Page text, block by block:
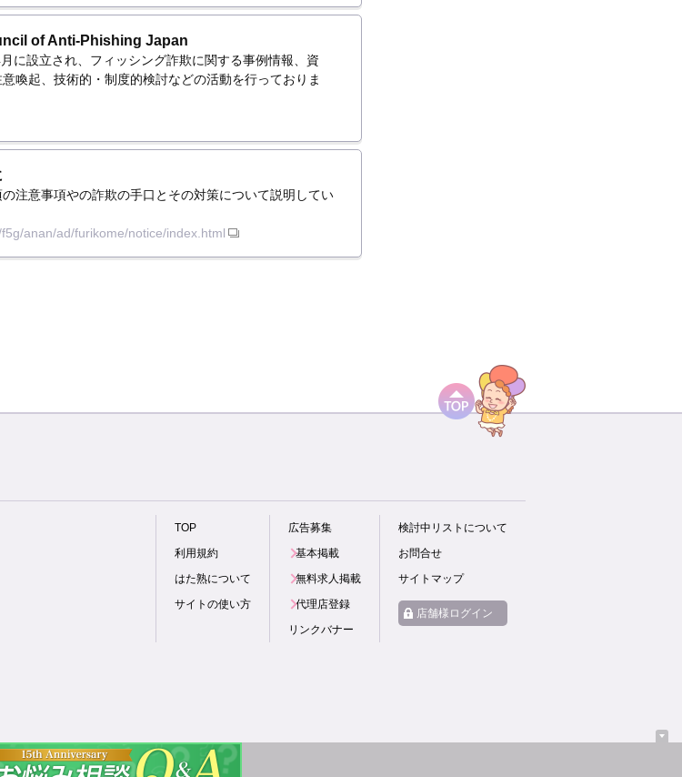
of Anti-Phishing Japan
に設立され、フィッシング詐欺に関する事例情報、資
喚起、技術的・制度的検討などの活動を行っておりま
注意事項やの詐欺の手口とその対策について説明してい
anan/ad/furikome/notice/index.html
TOP
利用規約
はた熟について
サイトの使い方
広告募集
基本掲載
無料求人掲載
代理店登録
リンクバナー
検討中リストについて
お問合せ
サイトマップ
店舗様ログイン
仕事が満載！風俗求人情報サイト「はたらく熟女ねっと」